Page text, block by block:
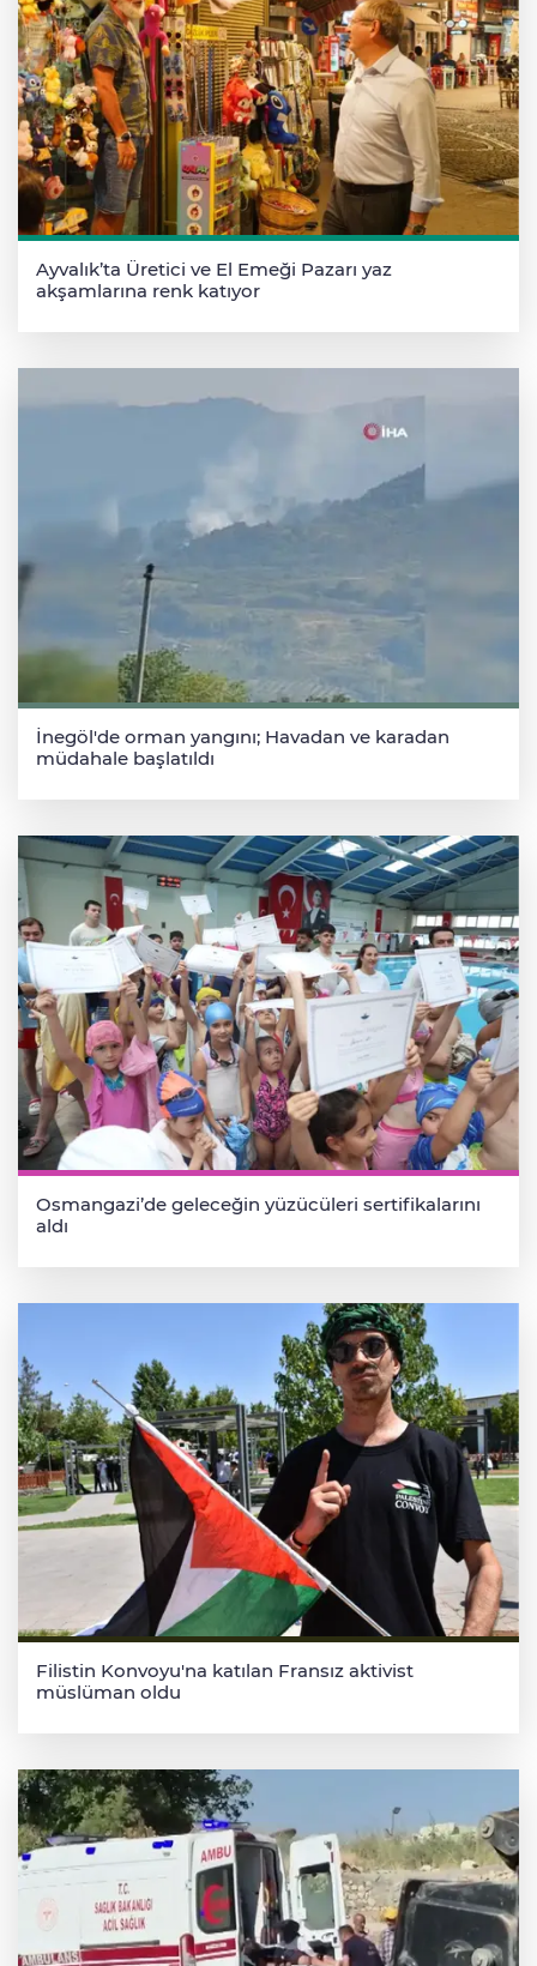
Ayvalık’ta Üretici ve El Emeği Pazarı yaz
akşamlarına renk katıyor
İnegöl'de orman yangını; Havadan ve karadan
müdahale başlatıldı
Osmangazi’de geleceğin yüzücüleri sertifikalarını
aldı
Filistin Konvoyu'na katılan Fransız aktivist
müslüman oldu